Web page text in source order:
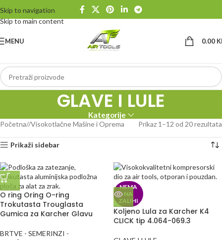
Skip to navigation
Skip to main content
MENU 0.00
GLAVE I LULE
Kategorije
Početna/ Visokotlačne Mašine i Oprema Prikaz 1–12 od 20 rezultata
Prikaži sidebar
O ring Oring O-ring
Trokutasta Trouglasta
Gumica za Karcher Glavu
BRTVE - SEMERINZI -
NEMA
NA
ZALIHI
Koljeno Lula za Karcher K4
CLICK tip 4.064-069.3